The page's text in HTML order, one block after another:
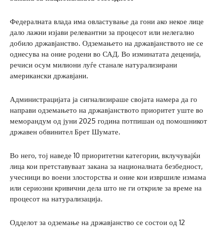
Федералната влада има овластување да гони ако некое лице
дало лажни изјави релевантни за процесот или нелегално
добило државјанство. Одземањето на државјанството не се
однесува на оние родени во САД. Во изминатата деценија,
речиси осум милиони луѓе станале натурализирани
американски државјани.
Администрацијата ја сигнализираше својата намера да го
направи одземањето на државјанството приоритет уште во
меморандум од јуни 2025 година потпишан од помошникот
државен обвинител Брет Шумате.
Во него, тој наведе 10 приоритетни категории, вклучувајќи
лица кои претставуваат закана за националната безбедност,
учесници во воени злосторства и оние кои извршиле измама
или сериозни кривични дела што не ги откриле за време на
процесот на натурализација.
Одделот за одземање на државјанство се состои од 12